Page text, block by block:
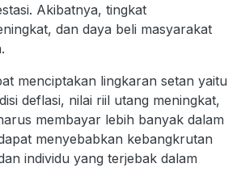
Akibatnya, tingkat
dan daya beli masyarakat
menciptakan lingkaran setan yaitu
deflasi, nilai riil utang meningkat,
membayar lebih banyak dalam
menyebabkan kebangkrutan
individu yang terjebak dalam